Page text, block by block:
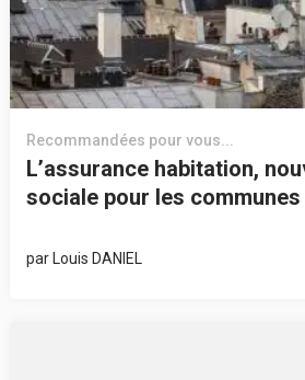
Recommandées pour vous...
L’assurance habitation,
sociale pour les communes
parLouis DANIEL